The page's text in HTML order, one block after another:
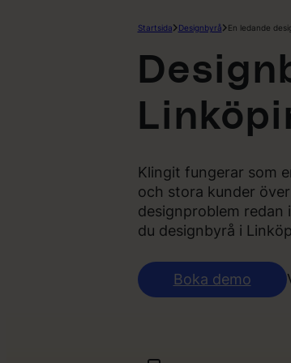
Startsida Designbyrå En ledande
Klingit fungerar som
och stora kunder
designproblem redan
du designbyrå i
Boka demo